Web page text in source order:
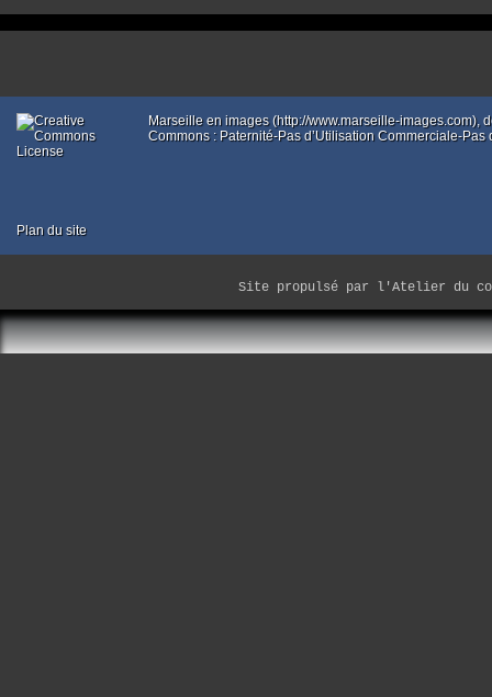
Marseille en images (http://www.marseille-images.com),
Commons : Paternité-Pas d’Utilisation Commerciale-
Plan du site
Site propulsé par l'Atelier du